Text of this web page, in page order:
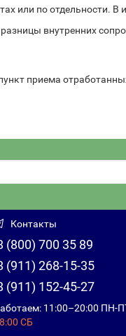
или по отдельности.
внутренних
приема
Контакты
(800) 700 35 89
(911) 268-15-35
(911) 152-45-27
11:00–20:00 ПН-
СБ